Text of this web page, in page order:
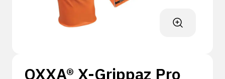
OXXA® X-Grippaz Pro